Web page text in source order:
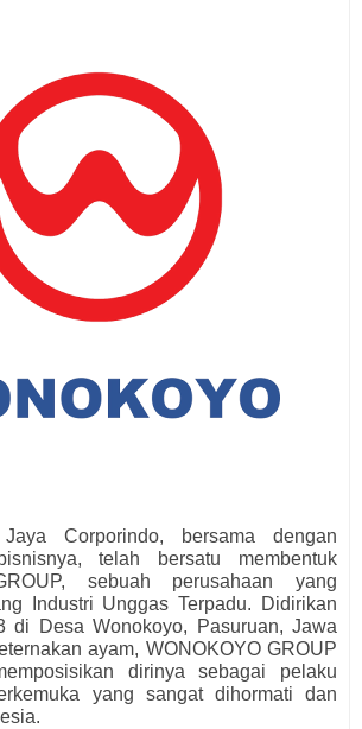
Corporindo, bersama dengan
telah bersatu membentuk
sebuah perusahaan yang
Industri Unggas Terpadu. Didirikan
di Desa Wonokoyo, Pasuruan, Jawa
ayam, WONOKOYO GROUP
dirinya sebagai pelaku
yang sangat dihormati dan